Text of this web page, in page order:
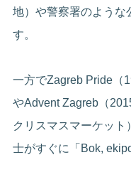
地）や警察署のような
す。
一方でZagreb Pride（
やAdvent Zagreb（
クリスマスマーケット
士がすぐに「Bok,